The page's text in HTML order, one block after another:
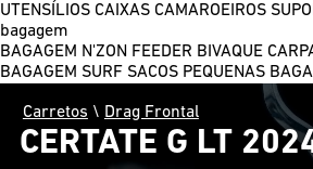
UTENSÍLIOS CAIXAS CAMAROEIROS
bagagem
BAGAGEM N'ZON FEEDER BIVAQUE
BAGAGEM SURF SACOS PEQUENAS
Carretos \ Drag Frontal
CERTATE G LT